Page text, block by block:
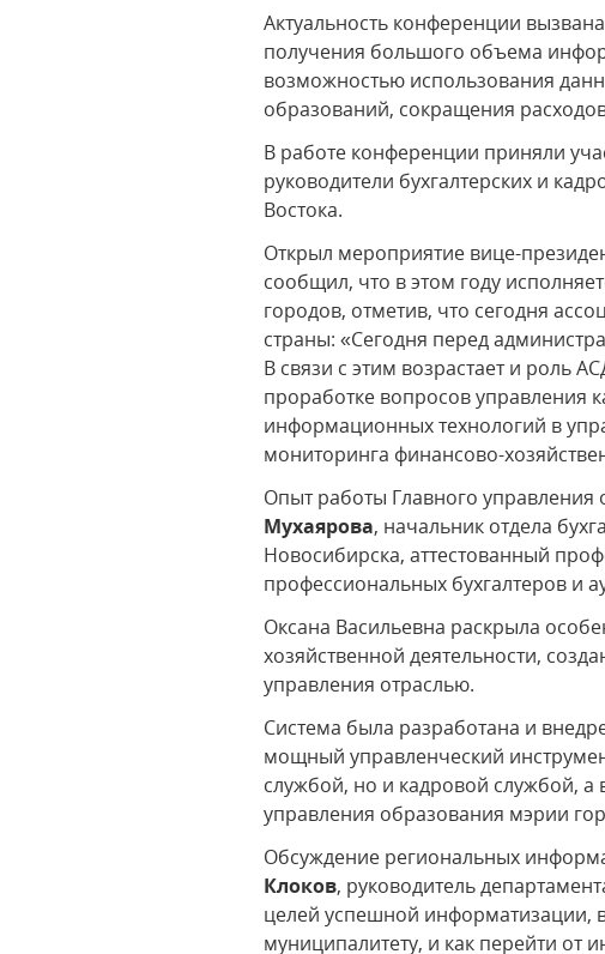
Актуальность конференции
получения большого объема
возможностью использования
образований, сокращения
В работе конференции приняли
руководители бухгалтерских и
Востока.
Открыл мероприятие вице-
сообщил, что в этом году
городов, отметив, что сегодня
страны: «Сегодня перед
В связи с этим возрастает и роль
проработке вопросов управления
информационных технологий в
мониторинга финансово-
Опыт работы Главного
Мухаярова, начальник отдела
Новосибирска, аттестованный
профессиональных бухгалтеров и
Оксана Васильевна раскрыла
хозяйственной деятельности,
управления отраслью.
Система была разработана и
мощный управленческий
службой, но и кадровой службой,
управления образования мэрии
Обсуждение региональных
Клоков, руководитель
целей успешной информатизации,
муниципалитету, и как перейти от